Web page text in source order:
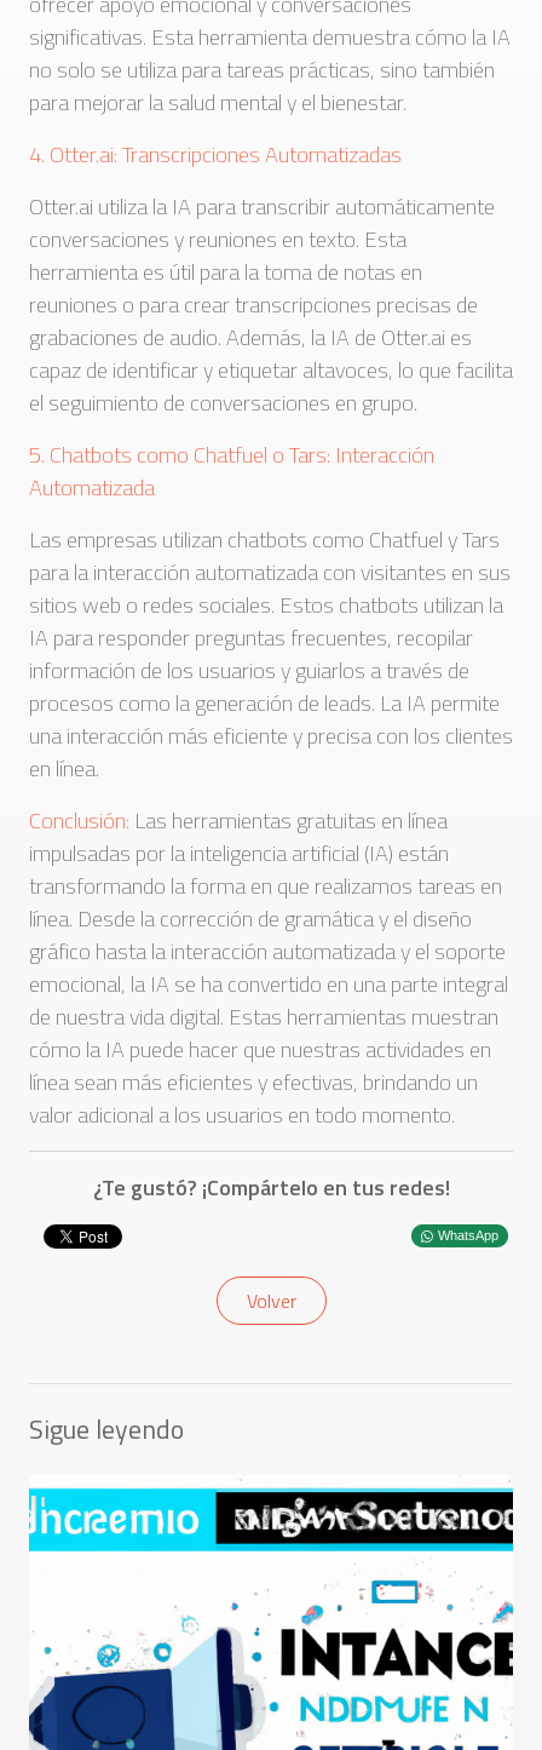
significativas. Esta herramienta demuestra cómo la IA
no solo se utiliza para tareas prácticas, sino también
para mejorar la salud mental y el bienestar.
4. Otter.ai: Transcripciones Automatizadas
Otter.ai utiliza la IA para transcribir automáticamente
conversaciones y reuniones en texto. Esta
herramienta es útil para la toma de notas en
reuniones o para crear transcripciones precisas de
grabaciones de audio. Además, la IA de Otter.ai es
capaz de identificar y etiquetar altavoces, lo que facilita
el seguimiento de conversaciones en grupo.
5. Chatbots como Chatfuel o Tars: Interacción
Automatizada
Las empresas utilizan chatbots como Chatfuel y Tars
para la interacción automatizada con visitantes en sus
sitios web o redes sociales. Estos chatbots utilizan la
IA para responder preguntas frecuentes, recopilar
información de los usuarios y guiarlos a través de
procesos como la generación de leads. La IA permite
una interacción más eficiente y precisa con los clientes
en línea.
Conclusión: Las herramientas gratuitas en línea
impulsadas por la inteligencia artificial (IA) están
transformando la forma en que realizamos tareas en
línea. Desde la corrección de gramática y el diseño
gráfico hasta la interacción automatizada y el soporte
emocional, la IA se ha convertido en una parte integral
de nuestra vida digital. Estas herramientas muestran
cómo la IA puede hacer que nuestras actividades en
línea sean más eficientes y efectivas, brindando un
valor adicional a los usuarios en todo momento.
¿Te gustó? ¡Compártelo en tus redes!
WhatsApp
Volver
Sigue leyendo